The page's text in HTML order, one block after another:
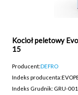
Kocioł peletowy
15
Producent:DEFRO
Indeks producenta:
Indeks Grudnik: GRU-